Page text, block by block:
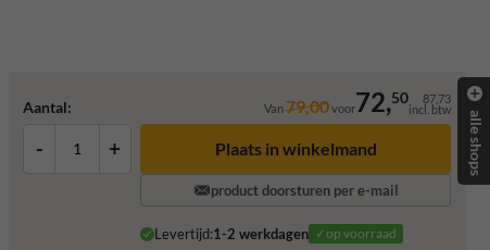
Aantal: Van79,00voor72,50 87,73
incl. btw
- + Plaats in winkelmand
product doorsturen per e-mail
Levertijd:1-2 werkdagen ✓op voorraad
alle shops